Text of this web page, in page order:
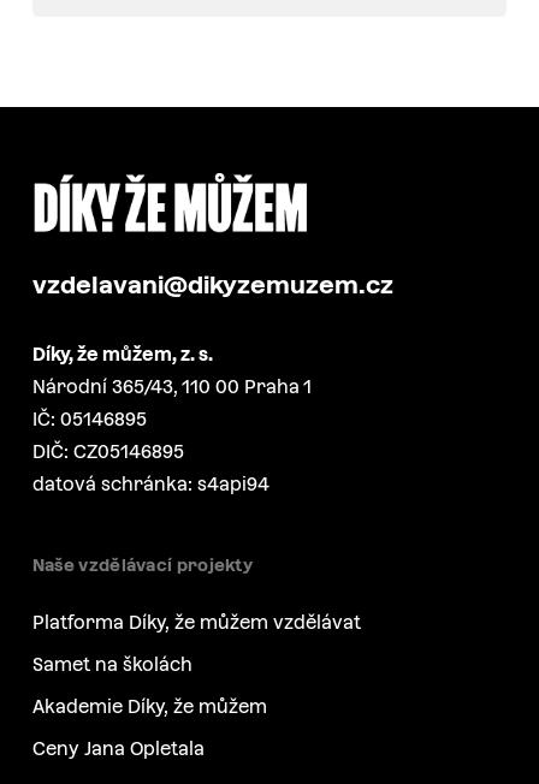
vzdelavani@dikyzemuzem.cz
Díky, že můžem, z. s.
Národní 365/43, 110 00 Praha 1
IČ: 05146895
DIČ: CZ05146895
datová schránka: s4api94
Naše vzdělávací projekty
Platforma Díky, že můžem vzdělávat
Samet na školách
Akademie Díky, že můžem
Ceny Jana Opletala